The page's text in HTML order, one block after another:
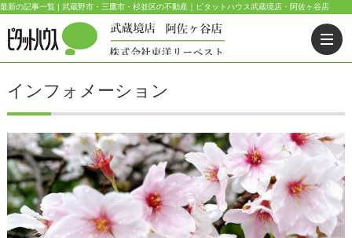
最新の記事一覧 | 武蔵野市・三鷹市・杉並区の不動産｜ピタットハウス武蔵境店・阿佐ヶ谷店
インフォメーション